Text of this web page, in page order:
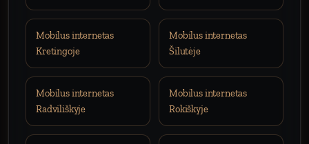
Mobilus internetas
Kretingoje
Mobilus internetas
Šilutėje
Mobilus internetas
Radviliškyje
Mobilus internetas
Rokiškyje